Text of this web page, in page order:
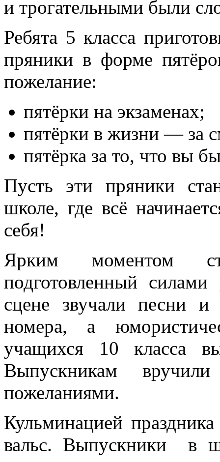
и трогательными были
Ребята 5 класса
пряники в форме
пожелание:
пятёрки на экзаменах;
пятёрки в жизни — за
пятёрка за то, что вы
Пусть эти пряники
школе, где всё
себя!
Ярким моментом
подготовленный
сцене звучали песни и
номера, а
учащихся 10 класса
Выпускникам
пожеланиями.
Кульминацией
вальс. Выпускники в